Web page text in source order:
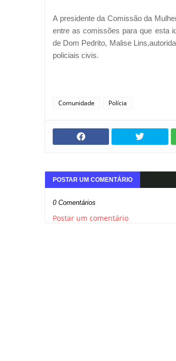
A presidente da Comissão da
entre as comissões para que esta
de Dom Pedrito, Malise
policiais civis.
Comunidade Polícia
POSTAR UM COMENTÁRIO
0 Comentários
Postar um comentário